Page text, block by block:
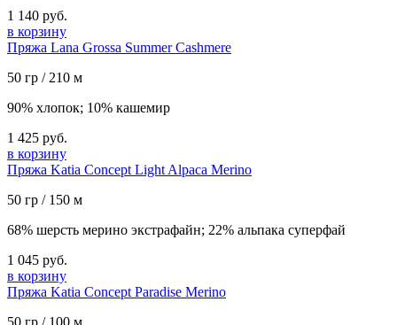
1 140 руб.
в корзину
Пряжа Lana Grossa Summer Cashmere
50 гр / 210 м
90% хлопок; 10% кашемир
1 425 руб.
в корзину
Пряжа Katia Concept Light Alpaca Merino
50 гр / 150 м
68% шерсть мерино экстрафайн; 22% альпака суперфай
1 045 руб.
в корзину
Пряжа Katia Concept Paradise Merino
50 гр / 100 м